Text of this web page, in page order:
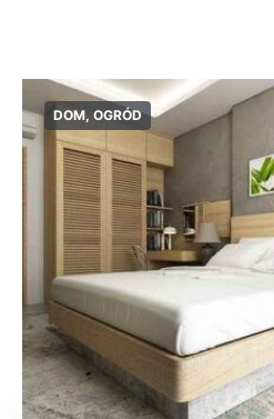
DOM, OGRÓD